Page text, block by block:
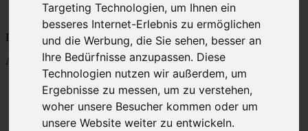
Targeting Technologien, um Ihnen ein
besseres Internet-Erlebnis zu ermöglichen
und die Werbung, die Sie sehen, besser an
Ihre Bedürfnisse anzupassen. Diese
Technologien nutzen wir außerdem, um
Ergebnisse zu messen, um zu verstehen,
woher unsere Besucher kommen oder um
unsere Website weiter zu entwickeln.
MLCD-Seiten
MLCD-Foren-Übersicht
Dein letzter Besuch: 8. Aug 2026, 20:34
Aktuelle Zeit: 8. Aug 2026, 20:34
M-Klasse-Foren W163 W164 W166 V167
Themen
Beiträge
Letzter Beitrag